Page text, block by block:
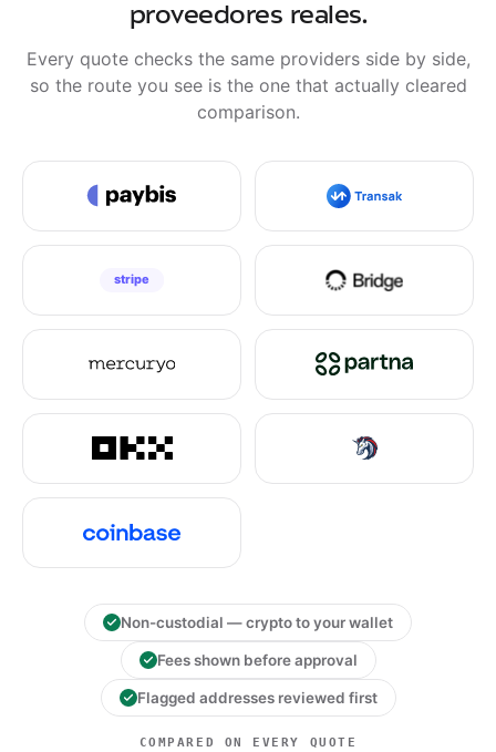
proveedores reales.
Every quote checks the same providers side by side,
so the route you see is the one that actually cleared
comparison.
Non-custodial — crypto to your wallet
Fees shown before approval
Flagged addresses reviewed first
COMPARED ON EVERY QUOTE